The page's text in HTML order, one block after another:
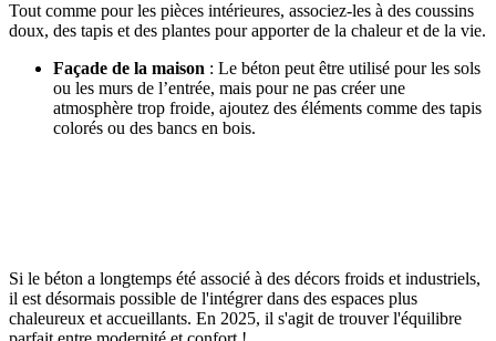
Tout comme pour les pièces intérieures, associez-les à des coussins
doux, des tapis et des plantes pour apporter de la chaleur et de la vie.
Façade de la maison : Le béton peut être utilisé pour les sols
ou les murs de l’entrée, mais pour ne pas créer une
atmosphère trop froide, ajoutez des éléments comme des tapis
colorés ou des bancs en bois.
Si le béton a longtemps été associé à des décors froids et industriels,
il est désormais possible de l'intégrer dans des espaces plus
chaleureux et accueillants. En 2025, il s'agit de trouver l'équilibre